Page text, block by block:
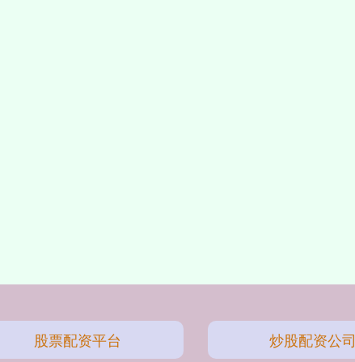
股票配资平台 炒股配资公司